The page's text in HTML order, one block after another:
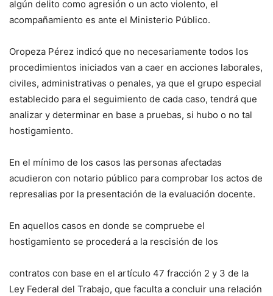
algún delito como agresión o un acto violento, el
acompañamiento es ante el Ministerio Público.
Oropeza Pérez indicó que no necesariamente todos los
procedimientos iniciados van a caer en acciones laborales,
civiles, administrativas o penales, ya que el grupo especial
establecido para el seguimiento de cada caso, tendrá que
analizar y determinar en base a pruebas, si hubo o no tal
hostigamiento.
En el mínimo de los casos las personas afectadas
acudieron con notario público para comprobar los actos de
represalias por la presentación de la evaluación docente.
En aquellos casos en donde se compruebe el
hostigamiento se procederá a la rescisión de los
contratos con base en el artículo 47 fracción 2 y 3 de la
Ley Federal del Trabajo, que faculta a concluir una relación